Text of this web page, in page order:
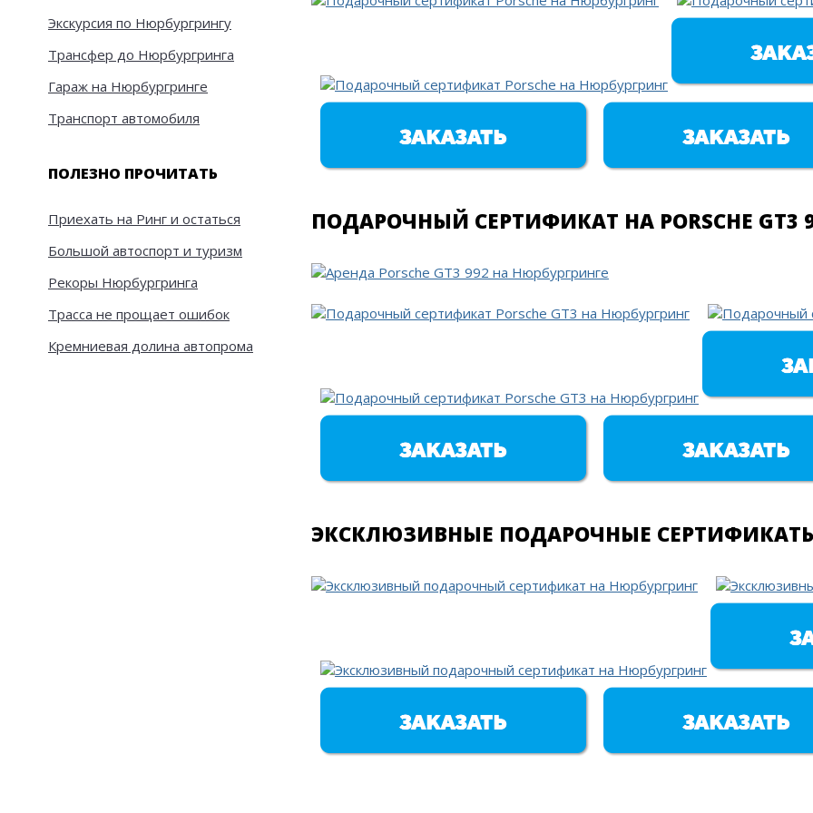
Экскурсия по Нюрбургрингу
Трансфер до Нюрбургринга
Гараж на Нюрбургринге
Транспорт автомобиля
ПОЛЕЗНО ПРОЧИТАТЬ
Приехать на Ринг и остаться
Большой автоспорт и туризм
Рекоры Нюрбургринга
Трасса не прощает ошибок
Кремниевая долина автопрома
ПОДАРОЧНЫЙ СЕРТИФИКАТ НА PORSCHE GT3
ЭКСКЛЮЗИВНЫЕ ПОДАРОЧНЫЕ